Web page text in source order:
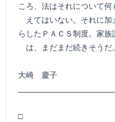
ころ、法はそれについて何
えてはいない。それに加
らしたＰＡＣＳ制度。家族
は、まだまだ続きそうだ。
大崎 慶子
□